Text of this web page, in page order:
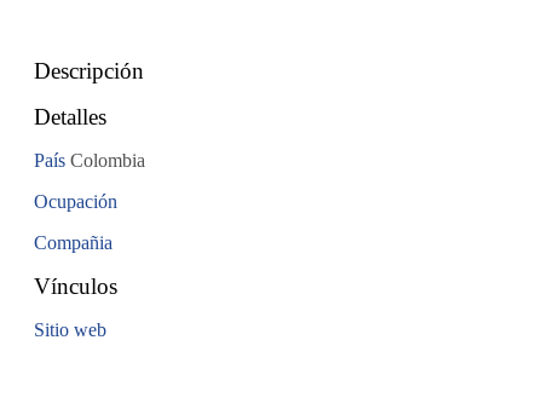
Descripción
Detalles
País Colombia
Ocupación
Compañia
Vínculos
Sitio web